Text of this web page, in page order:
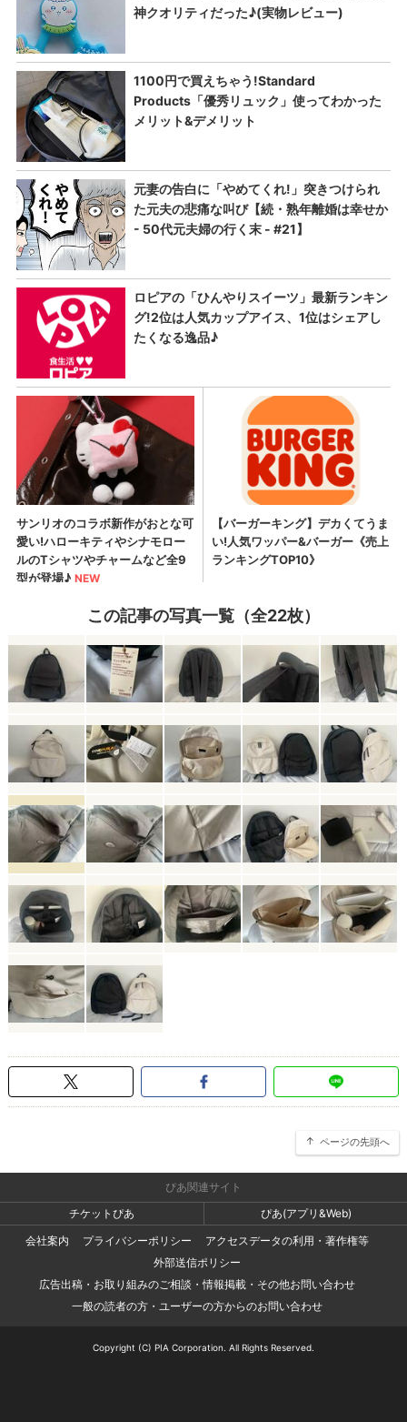
この記事の写真一覧（全22枚）
ページの先頭へ
ぴあ関連サイト
チケットぴあ
ぴあ(アプリ&Web)
会社案内
プライバシーポリシー
アクセスデータの利用・著作権等
外部送信ポリシー
広告出稿・お取り組みのご相談・情報掲載・その他お問い合わせ
一般の読者の方・ユーザーの方からのお問い合わせ
Copyright (C) PIA Corporation. All Rights Reserved.